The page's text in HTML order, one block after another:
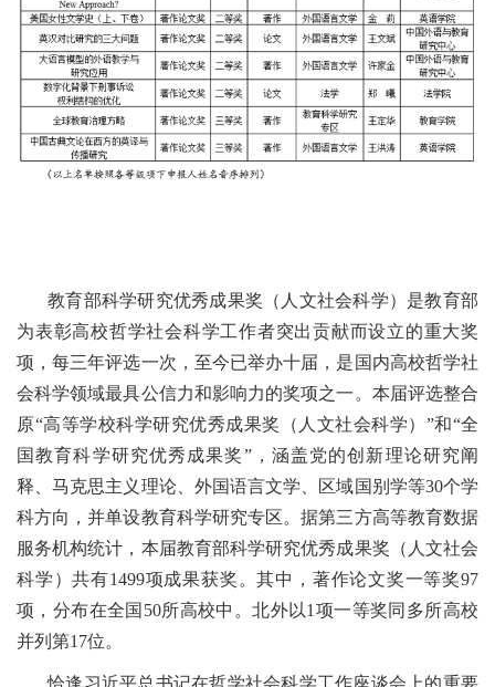
教育部科学研究优秀成果奖（人文社会科学）是教育部
为表彰高校哲学社会科学工作者突出贡献而设立的重大奖
项，每三年评选一次，至今已举办十届，是国内高校哲学社
会科学领域最具公信力和影响力的奖项之一。本届评选整合
原“高等学校科学研究优秀成果奖（人文社会科学）”和“全
国教育科学研究优秀成果奖”，涵盖党的创新理论研究阐
释、马克思主义理论、外国语言文学、区域国别学等30个学
科方向，并单设教育科学研究专区。据第三方高等教育数据
服务机构统计，本届教育部科学研究优秀成果奖（人文社会
科学）共有1499项成果获奖。其中，著作论文奖一等奖97
项，分布在全国50所高校中。北外以1项一等奖同多所高校
并列第17位。
恰逢习近平总书记在哲学社会科学工作座谈会上的重要